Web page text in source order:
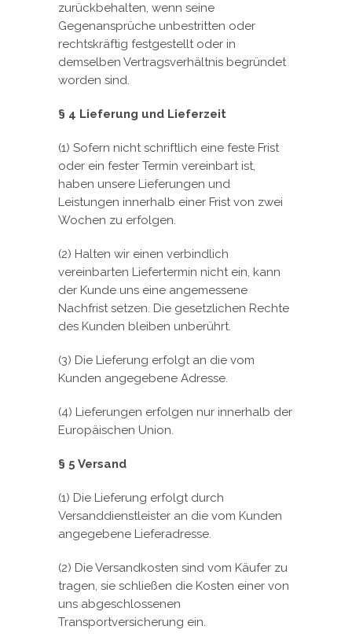
zurückbehalten, wenn seine
Gegenansprüche unbestritten oder
rechtskräftig festgestellt oder in
demselben Vertragsverhältnis begründet
worden sind.
§ 4 Lieferung und Lieferzeit
(1) Sofern nicht schriftlich eine feste Frist
oder ein fester Termin vereinbart ist,
haben unsere Lieferungen und
Leistungen innerhalb einer Frist von zwei
Wochen zu erfolgen.
(2) Halten wir einen verbindlich
vereinbarten Liefertermin nicht ein, kann
der Kunde uns eine angemessene
Nachfrist setzen. Die gesetzlichen Rechte
des Kunden bleiben unberührt.
(3) Die Lieferung erfolgt an die vom
Kunden angegebene Adresse.
(4) Lieferungen erfolgen nur innerhalb der
Europäischen Union.
§ 5 Versand
(1) Die Lieferung erfolgt durch
Versanddienstleister an die vom Kunden
angegebene Lieferadresse.
(2) Die Versandkosten sind vom Käufer zu
tragen, sie schließen die Kosten einer von
uns abgeschlossenen
Transportversicherung ein.